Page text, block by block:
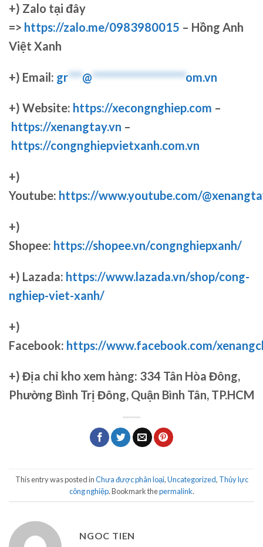
+) Zalo tại đây
=> https://zalo.me/0983980015 – Hồng Anh
Việt Xanh
+) Email: gr***@********************om.vn
+) Website: https://xecongnghiep.com –
https://xenangtay.vn –
https://congnghiepvietxanh.com.vn
+)
Youtube: https://www.youtube.com/
+)
Shopee: https://shopee.vn/congnghiepxanh/
+) Lazada: https://www.lazada.vn/shop/cong-
nghiep-viet-xanh/
+)
Facebook: https://www.facebook.com/
+) Địa chỉ kho xem hàng: 334 Tân Hòa Đông,
Phường Bình Trị Đông, Quận Bình Tân, TP.HCM
This entry was posted inChưa được phân loại,Uncategorized, Thủy lực
công nghiệp. Bookmark thepermalink.
NGOC TIEN